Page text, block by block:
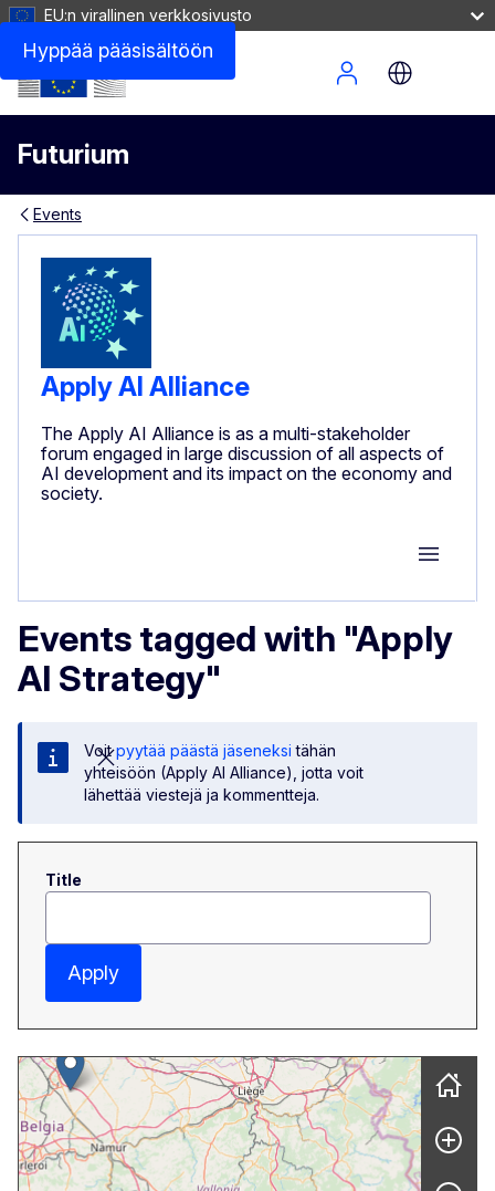
Hyppää pääsisältöön
EU:n virallinen verkkosivusto
Futurium
Site Menu
Events
Apply AI Alliance
The Apply AI Alliance is as a multi-stakeholder
forum engaged in large discussion of all aspects of
AI development and its impact on the economy and
society.
Group
Events tagged with "Apply
AI Strategy"
Voitpyytää päästä jäseneksi tähän
yhteisöön (Apply AI Alliance), jotta voit
lähettää viestejä ja kommentteja.
Title
Apply